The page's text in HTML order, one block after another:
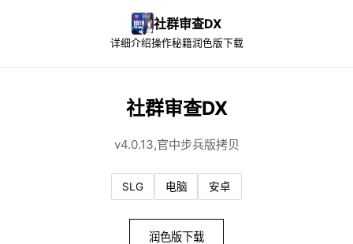
社群审查DX
详细介绍操作秘籍润色版下载
社群审查DX
v4.0.13,官中步兵版拷贝
SLG 电脑 安卓
润色版下载